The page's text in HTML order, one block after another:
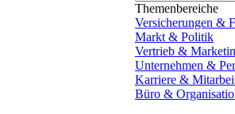
Themenbereiche
Versicherungen &
Markt & Politik
Vertrieb &
Unternehmen &
Karriere &
Büro &